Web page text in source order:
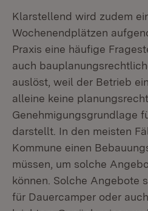
Klarstellend wird zudem
Wochenendplätzen
Praxis eine häufige
auch
auslöst, weil der Betrieb
alleine keine
Genehmigungsgrundlage
darstellt. In den meisten
Kommune einen
müssen, um solche
können. Solche Angebote
für Dauercamper oder